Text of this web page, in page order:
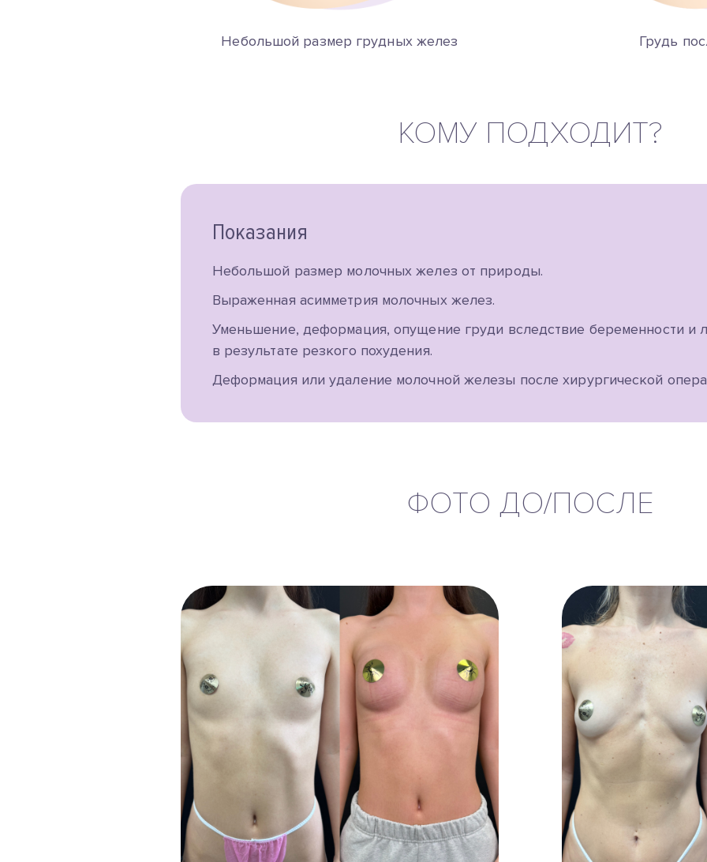
Небольшой размер грудных желез Грудь
КОМУ ПОДХОДИТ?
Показания
Небольшой размер молочных желез от природы.
Выраженная асимметрия молочных желез.
Уменьшение, деформация, опущение груди вследствие беременности и
в результате резкого похудения.
Деформация или удаление молочной железы после хирургической
ФОТО ДО/ПОСЛЕ